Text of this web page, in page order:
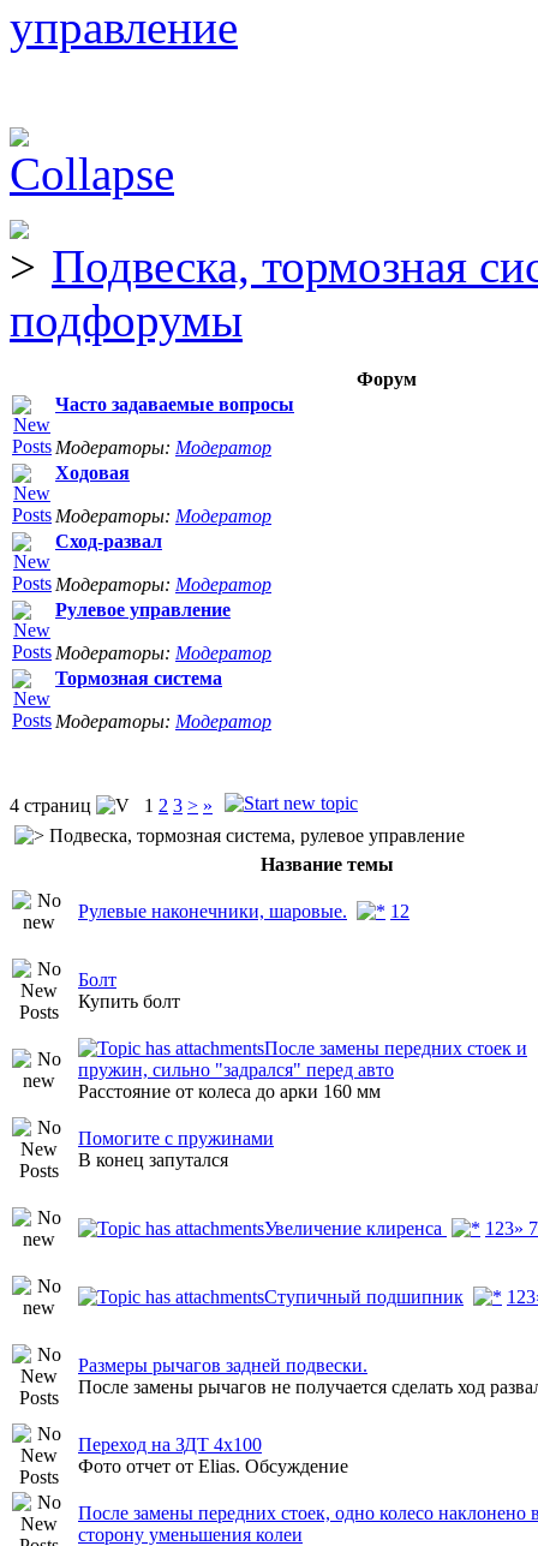
управление
Подвеска, тормозная
подфорумы
Форум
Часто задаваемые вопросы
Модераторы: Модератор
Ходовая
Модераторы: Модератор
Сход-развал
Модераторы: Модератор
Рулевое управление
Модераторы: Модератор
Тормозная система
Модераторы: Модератор
4 страниц 1 2 3 > »
Подвеска, тормозная система, рулевое управление
Название темы
Рулевые наконечники, шаровые. 1 2
Болт
Купить болт
После замены передних стоек и
пружин, сильно "задрался" перед авто
Расстояние от колеса до арки 160 мм
Помогите с пружинами
В конец запутался
Увеличение клиренса 1 23» 7
Ступичный подшипник 1 23
Размеры рычагов задней подвески.
После замены рычагов не получается сделать ход
Переход на ЗДТ 4х100
Фото отчет от Elias. Обсуждение
После замены передних стоек, одно колесо наклонено
сторону уменьшения колеи